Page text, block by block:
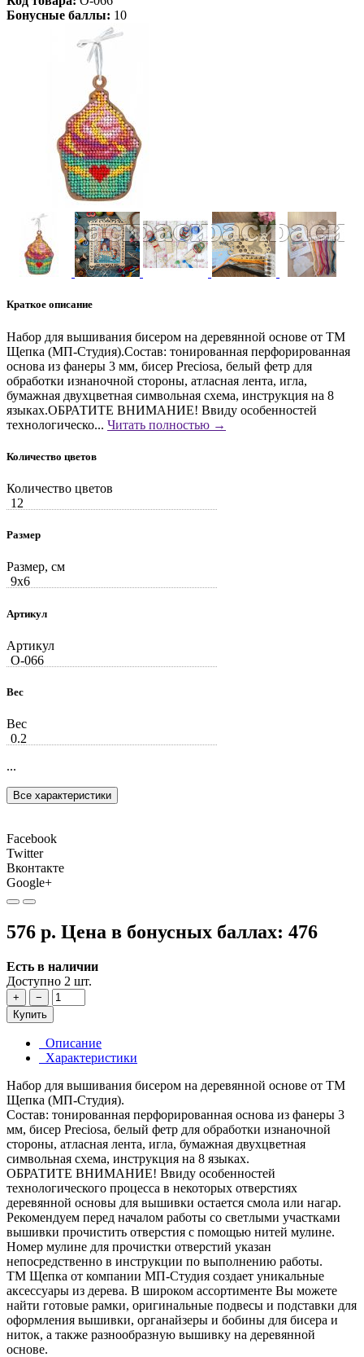
Бонусные баллы: 10
Краткое описание
Набор для вышивания бисером на деревянной основе от ТМ
Щепка (МП-Студия).Состав: тонированная перфорированная
основа из фанеры 3 мм, бисер Preciosa, белый фетр для
обработки изнаночной стороны, атласная лента, игла,
бумажная двухцветная символьная схема, инструкция на 8
языках.ОБРАТИТЕ ВНИМАНИЕ! Ввиду особенностей
технологическо... Читать полностью →
Количество цветов
Количество цветов
12
Размер
Размер, см
9x6
Артикул
Артикул
О-066
Вес
Вес
0.2
...
Все характеристики
Facebook
Twitter
Вконтакте
Google+
576 р. Цена в бонусных баллах: 476
Есть в наличии
Доступно 2 шт.
+
−
Купить
Описание
Характеристики
Набор для вышивания бисером на деревянной основе от ТМ
Щепка (МП-Студия).
Состав: тонированная перфорированная основа из фанеры 3
мм, бисер Preciosa, белый фетр для обработки изнаночной
стороны, атласная лента, игла, бумажная двухцветная
символьная схема, инструкция на 8 языках.
ОБРАТИТЕ ВНИМАНИЕ! Ввиду особенностей
технологического процесса в некоторых отверстиях
деревянной основы для вышивки остается смола или нагар.
Рекомендуем перед началом работы со светлыми участками
вышивки прочистить отверстия с помощью нитей мулине.
Номер мулине для прочистки отверстий указан
непосредственно в инструкции по выполнению работы.
ТМ Щепка от компании МП-Студия создает уникальные
аксессуары из дерева. В широком ассортименте Вы можете
найти готовые рамки, оригинальные подвесы и подставки для
оформления вышивки, органайзеры и бобины для бисера и
ниток, а также разнообразную вышивку на деревянной
основе.